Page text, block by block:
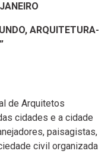
ARQUITETURA-
de Arquitetos
cidades e a cidade
paisagistas,
civil organizada